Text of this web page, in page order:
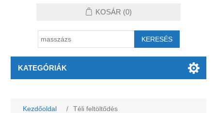
KOSÁR (0)
KATEGÓRIÁK
Kezdőoldal / Téli feltöltődés